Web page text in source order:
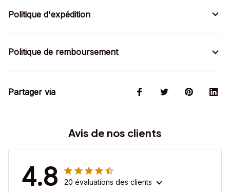
Politique d'expédition
Politique de remboursement
Partager via
Avis de nos clients
4.8 20 évaluations des clients